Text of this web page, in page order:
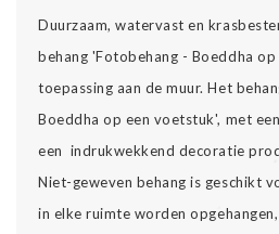
Duurzaam, watervast en
behang 'Fotobehang - Boeddha
toepassing aan de muur. Het
Boeddha op een voetstuk', met
een indrukwekkend decoratie
Niet-geweven behang is geschikt
in elke ruimte worden